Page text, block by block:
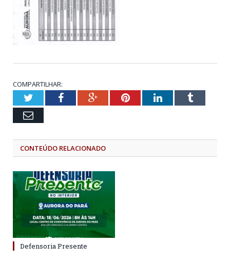
COMPARTILHAR:
TwitterFacebookGoogle+PinterestLinkedInTumblr
Email
CONTEÚDO RELACIONADO
Defensoria Presente